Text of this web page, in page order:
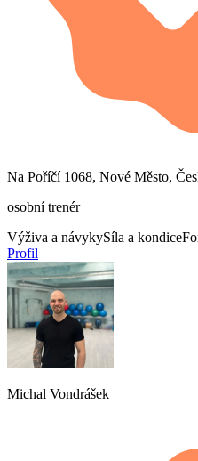
Na Poříčí 1068, Nové Město,
osobní trenér
Výživa a návykySíla a kondice
Profil
Michal Vondrášek